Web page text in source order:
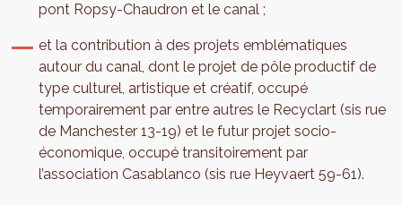
pont Ropsy-Chaudron et le canal ;
et la contribution à des projets emblématiques
autour du canal, dont le projet de pôle productif de
type culturel, artistique et créatif, occupé
temporairement par entre autres le Recyclart (sis rue
de Manchester 13-19) et le futur projet socio-
économique, occupé transitoirement par
l’association Casablanco (sis rue Heyvaert 59-61).